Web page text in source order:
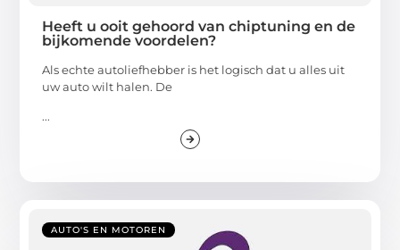
Heeft u ooit gehoord van chiptuning en de
bijkomende voordelen?
Als echte autoliefhebber is het logisch dat u alles uit
uw auto wilt halen. De
...
AUTO'S EN MOTOREN